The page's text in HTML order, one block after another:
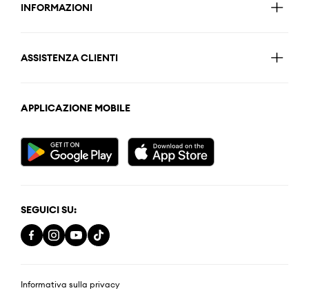
INFORMAZIONI
ASSISTENZA CLIENTI
APPLICAZIONE MOBILE
SEGUICI SU:
Informativa sulla privacy